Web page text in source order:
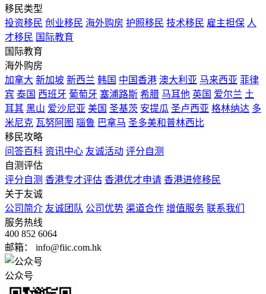
移民类型
投资移民 创业移民 海外购房 护照移民 技术移民 雇主担保 人
才移民 国际教育
国际教育
海外购房
加拿大 新加坡 新西兰 韩国 中国香港 澳大利亚 马来西亚 菲律
宾 泰国 西班牙 葡萄牙 塞浦路斯 希腊 马耳他 英国 爱尔兰 土
耳其 黑山 爱沙尼亚 美国 圣基茨 安提瓜 圣卢西亚 格林纳达 多
米尼克 瓦努阿图 瑙鲁 巴拿马 圣多美和普林西比
移民攻略
问答百科 资讯中心 友诚活动 评分自测
自测评估
评分自测 香港专才评估 香港优才申请 香港进修移民
关于友诚
公司简介 友诚团队 公司优势 渠道合作 增值服务 联系我们
服务热线
400 852 6064
邮箱： info@fiic.com.hk
公众号